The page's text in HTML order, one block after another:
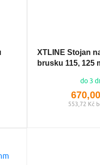
XTLINE Stojan
brusku 115, 125
do 3
553,72 Kč